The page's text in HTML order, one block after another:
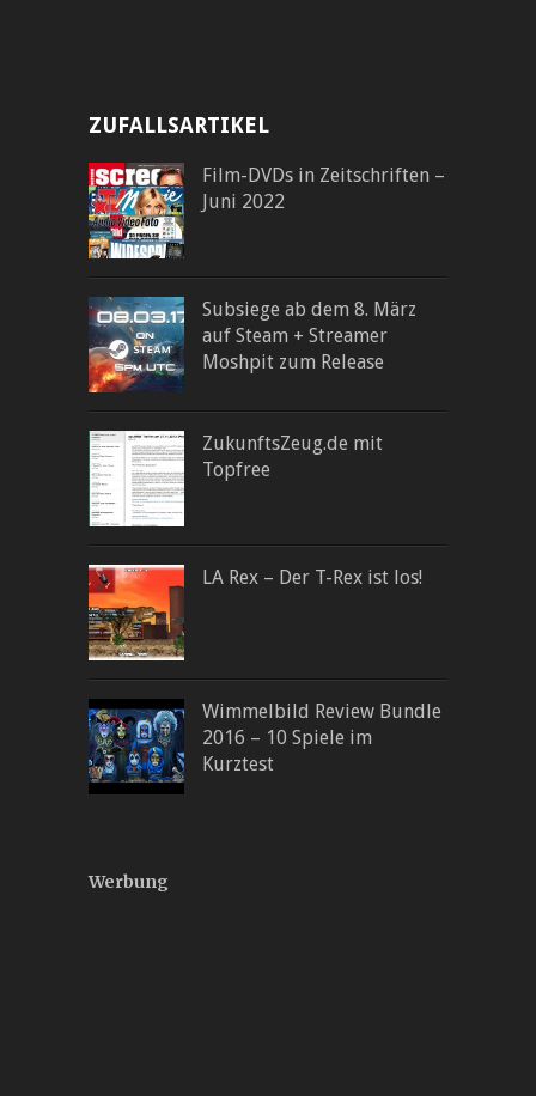
ZUFALLSARTIKEL
Film-DVDs in Zeitschriften –
Juni 2022
Subsiege ab dem 8. März
auf Steam + Streamer
Moshpit zum Release
ZukunftsZeug.de mit
Topfree
LA Rex – Der T-Rex ist los!
Wimmelbild Review Bundle
2016 – 10 Spiele im
Kurztest
Werbung